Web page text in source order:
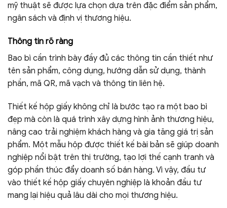
mỹ thuật sẽ được lựa chọn dựa trên đặc điểm sản phẩm,
ngân sách và định vị thương hiệu.
Thông tin rõ ràng
Bao bì cần trình bày đầy đủ các thông tin cần thiết như
tên sản phẩm, công dụng, hướng dẫn sử dụng, thành
phần, mã QR, mã vạch và thông tin liên hệ.
Thiết kế hộp giấy không chỉ là bước tạo ra một bao bì
đẹp mà còn là quá trình xây dựng hình ảnh thương hiệu,
nâng cao trải nghiệm khách hàng và gia tăng giá trị sản
phẩm. Một mẫu hộp được thiết kế bài bản sẽ giúp doanh
nghiệp nổi bật trên thị trường, tạo lợi thế cạnh tranh và
góp phần thúc đẩy doanh số bán hàng. Vì vậy, đầu tư
vào thiết kế hộp giấy chuyên nghiệp là khoản đầu tư
mang lại hiệu quả lâu dài cho mọi thương hiệu.